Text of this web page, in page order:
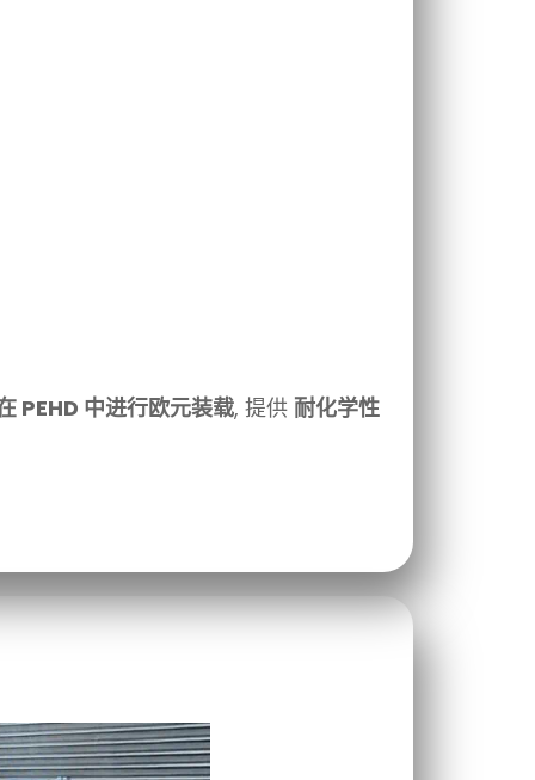
PEHD 中进行欧元装载, 提供 耐化学性